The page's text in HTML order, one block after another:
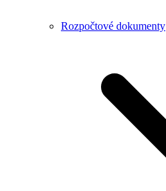
Rozpočtové dokumenty